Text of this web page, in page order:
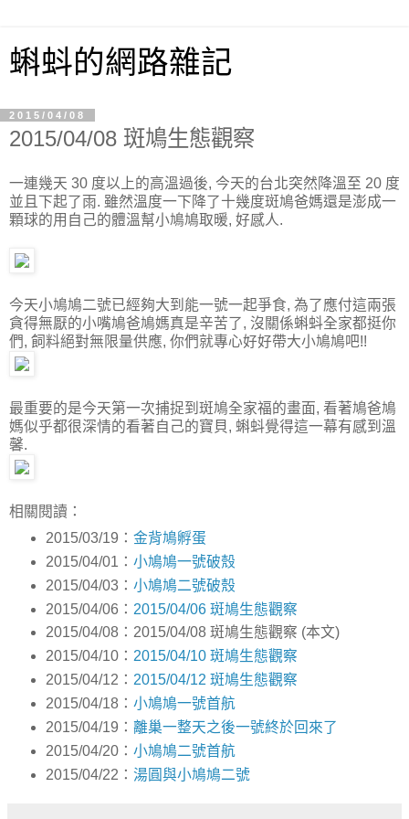
蝌蚪的網路雜記
2015/04/08
2015/04/08 斑鳩生態觀察
一連幾天 30 度以上的高溫過後, 今天的台北突然降溫至 20 度
並且下起了雨. 雖然溫度一下降了十幾度斑鳩爸媽還是澎成一
顆球的用自己的體溫幫小鳩鳩取暖, 好感人.
今天小鳩鳩二號已經夠大到能一號一起爭食, 為了應付這兩張
貪得無厭的小嘴鳩爸鳩媽真是辛苦了, 沒關係蝌蚪全家都挺你
們, 飼料絕對無限量供應, 你們就專心好好帶大小鳩鳩吧!!
最重要的是今天第一次捕捉到斑鳩全家福的畫面, 看著鳩爸鳩
媽似乎都很深情的看著自己的寶貝, 蝌蚪覺得這一幕有感到溫
馨.
相關閱讀：
2015/03/19： 金背鳩孵蛋
2015/04/01： 小鳩鳩一號破殼
2015/04/03： 小鳩鳩二號破殼
2015/04/06： 2015/04/06 斑鳩生態觀察
2015/04/08：2015/04/08 斑鳩生態觀察 (本文)
2015/04/10： 2015/04/10 斑鳩生態觀察
2015/04/12： 2015/04/12 斑鳩生態觀察
2015/04/18： 小鳩鳩一號首航
2015/04/19： 離巢一整天之後一號終於回來了
2015/04/20： 小鳩鳩二號首航
2015/04/22： 湯圓與小鳩鳩二號